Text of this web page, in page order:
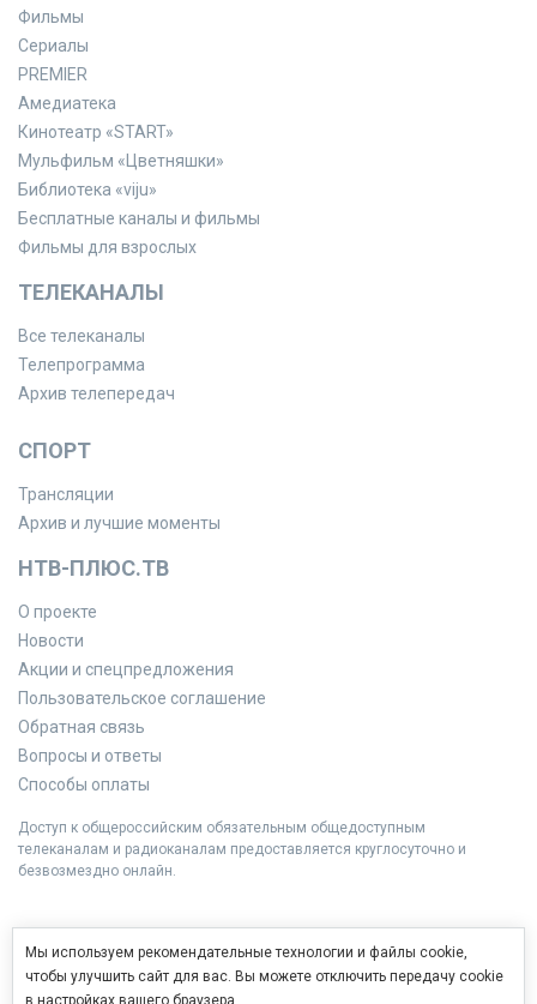
Фильмы
Сериалы
PREMIER
Амедиатека
Кинотеатр «START»
Мульфильм «Цветняшки»
Библиотека «viju»
Бесплатные каналы и фильмы
Фильмы для взрослых
ТЕЛЕКАНАЛЫ
Все телеканалы
Телепрограмма
Архив телепередач
СПОРТ
Трансляции
Архив и лучшие моменты
НТВ-ПЛЮС.ТВ
О проекте
Новости
Акции и спецпредложения
Пользовательское соглашение
Обратная связь
Вопросы и ответы
Способы оплаты
Доступ к общероссийским обязательным общедоступным
телеканалам и радиоканалам предоставляется круглосуточно и
безвозмездно онлайн.
Мы используем рекомендательные технологии и файлы cookie,
чтобы улучшить сайт для вас. Вы можете отключить передачу cookie
в настройках вашего браузера